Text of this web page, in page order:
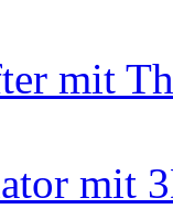
mit
mit